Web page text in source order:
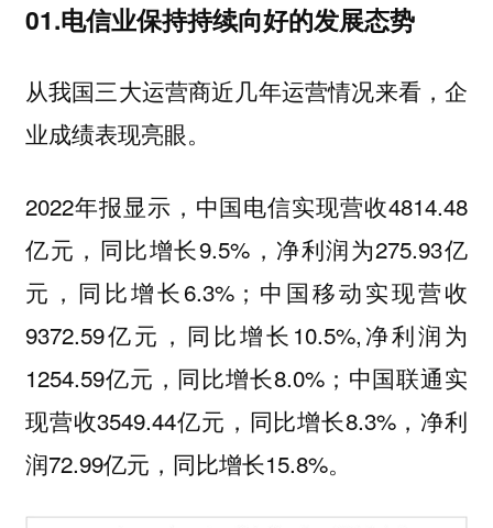
01.电信业保持持续向好的发展态势
从我国三大运营商近几年运营情况来看，企
业成绩表现亮眼。
2022年报显示，中国电信实现营收4814.48
亿元，同比增长9.5%，净利润为275.93亿
元，同比增长6.3%；中国移动实现营收
9372.59亿元，同比增长10.5%,净利润为
1254.59亿元，同比增长8.0%；中国联通实
现营收3549.44亿元，同比增长8.3%，净利
润72.99亿元，同比增长15.8%。